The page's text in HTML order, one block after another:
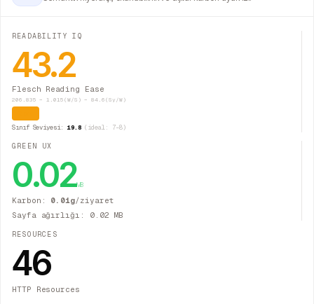
READABILITY IQ
43.2
Flesch Reading Ease
206.835 − 1.015(W/S) − 84.6(Sy/W)
Sınıf Seviyesi: 19.8(ideal: 7–8)
GREEN UX
0.02MB
Karbon: 0.01g/ziyaret
Sayfa ağırlığı: 0.02 MB
RESOURCES
46
HTTP Resources